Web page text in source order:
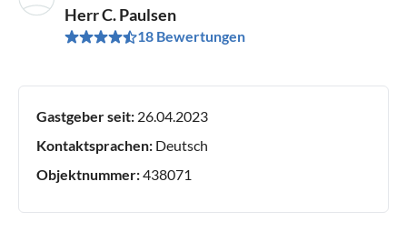
Herr C. Paulsen
18 Bewertungen
Gastgeber seit: 26.04.2023
Kontaktsprachen: Deutsch
Objektnummer:438071